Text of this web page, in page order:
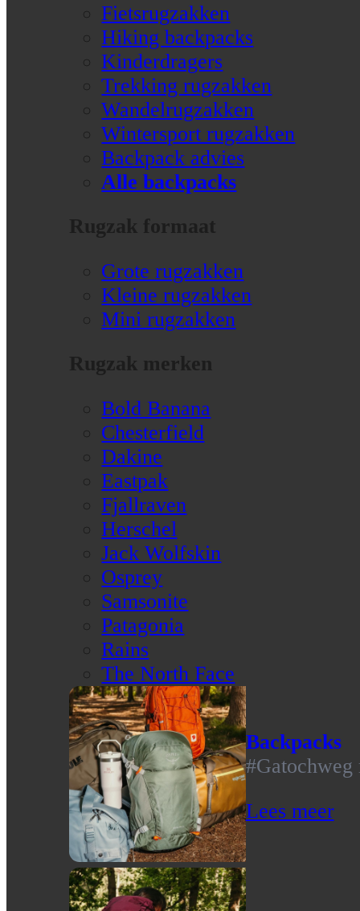
Fietsrugzakken
Hiking backpacks
Kinderdragers
Trekking rugzakken
Wandelrugzakken
Wintersport rugzakken
Backpack advies
Alle backpacks
Rugzak formaat
Grote rugzakken
Kleine rugzakken
Mini rugzakken
Rugzak merken
Bold Banana
Chesterfield
Dakine
Eastpak
Fjallraven
Herschel
Jack Wolfskin
Osprey
Samsonite
Patagonia
Rains
The North Face
Backpacks
#Gatochweg
Lees meer